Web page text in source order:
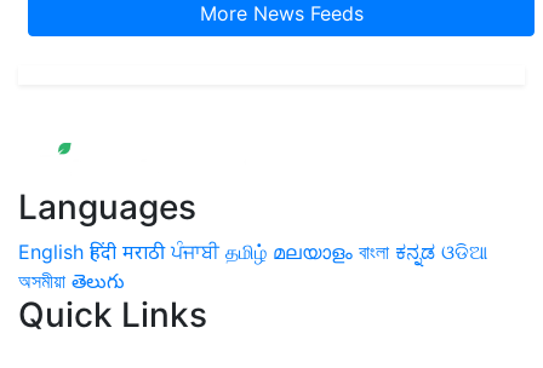
More News Feeds
Languages
English हिंदी मराठी ਪੰਜਾਬੀ தமிழ் മലയാളം বাংলা ಕನ್ನಡ ଓଡିଆ
অসমীয়া తెలుగు
Quick Links